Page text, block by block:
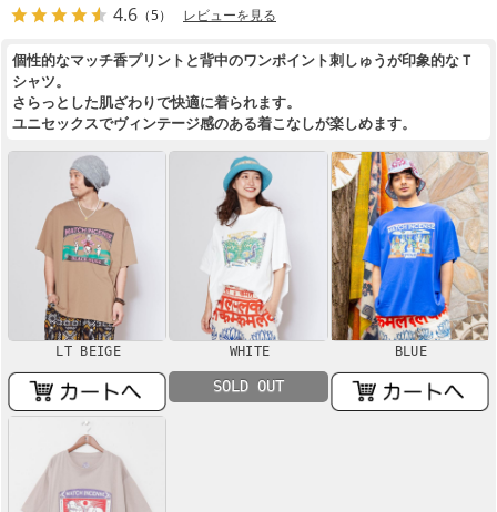
4.6 （5） レビューを見る
個性的なマッチ香プリントと背中のワンポイント刺しゅうが印象的なＴ
シャツ。
さらっとした肌ざわりで快適に着られます。
ユニセックスでヴィンテージ感のある着こなしが楽しめます。
LT BEIGE WHITE
SOLD OUT
BLUE